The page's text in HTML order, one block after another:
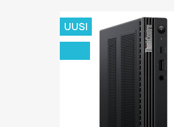
UUSI